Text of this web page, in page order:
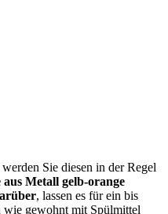
Sie diesen in der Regel
aus Metall gelb-orange
, lassen es für ein bis
gewohnt mit Spülmittel